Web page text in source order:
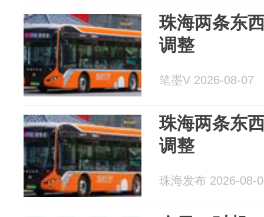
珠海两条东
调整
笔墨V 2026-08-07
珠海两条东
调整
珠海发布 2026-08-